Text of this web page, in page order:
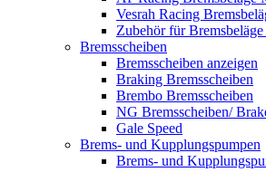
Vesrah Racing
Zubehör für
Bremsscheiben
Bremsscheiben anzeigen
Braking Bremsscheiben
Brembo Bremsscheiben
NG Bremsscheiben/
Gale Speed
Brems- und Kupplungspumpen
Brems- und